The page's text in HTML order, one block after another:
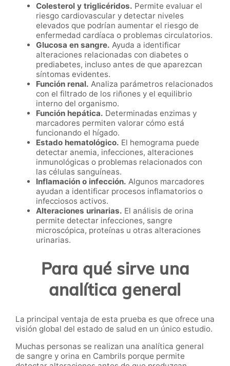
Colesterol y triglicéridos. Permite evaluar el
riesgo cardiovascular y detectar niveles
elevados que podrían aumentar el riesgo de
enfermedad cardíaca o problemas circulatorios.
Glucosa en sangre. Ayuda a identificar
alteraciones relacionadas con diabetes o
prediabetes, incluso antes de que aparezcan
síntomas evidentes.
Función renal. Analiza parámetros relacionados
con el filtrado de los riñones y el equilibrio
interno del organismo.
Función hepática. Determinadas enzimas y
marcadores permiten valorar cómo está
funcionando el hígado.
Estado hematológico. El hemograma puede
detectar anemia, infecciones, alteraciones
inmunológicas o problemas relacionados con
las células sanguíneas.
Inflamación o infección. Algunos marcadores
ayudan a identificar procesos inflamatorios o
infecciosos activos.
Alteraciones urinarias. El análisis de orina
permite detectar infecciones, sangre
microscópica, proteínas u otras alteraciones
urinarias.
Para qué sirve una
analítica general
La principal ventaja de esta prueba es que ofrece una
visión global del estado de salud en un único estudio.
Muchas personas se realizan una analítica general
de sangre y orina en Cambrils porque permite